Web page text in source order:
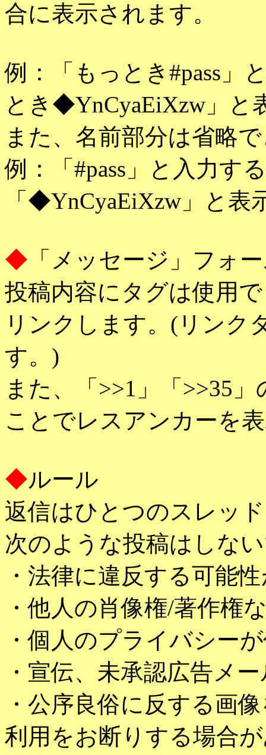
合に表示されます。
例：「もっとき#pass」
とき◆YnCyaEiXzw」と
また、名前部分は省略
例：「#pass」と入力す
「◆YnCyaEiXzw」と表
◆ 「メッセージ」フォ
投稿内容にタグは使用
リンクします。(リンク
す。)
また、「>>1」「>>35
ことでレスアンカーを
◆ルール
返信はひとつのスレッ
次のような投稿はしな
・法律に違反する可能
・他人の肖像権/著作権
・個人のプライバシー
・宣伝、未承認広告メ
・公序良俗に反する画
利用をお断りする場合